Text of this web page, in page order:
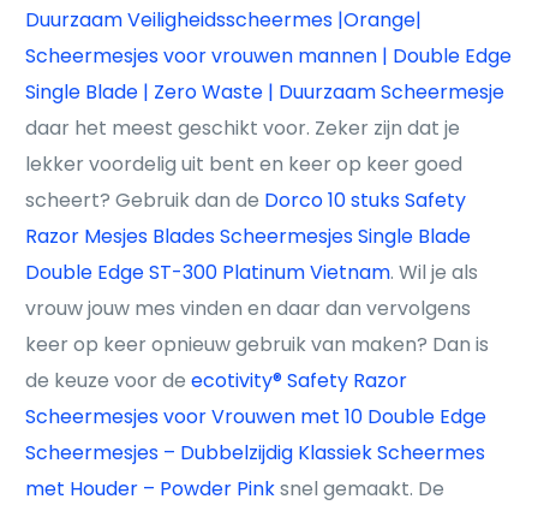
Duurzaam Veiligheidsscheermes |Orange|
Scheermesjes voor vrouwen mannen | Double Edge
Single Blade | Zero Waste | Duurzaam Scheermesje
daar het meest geschikt voor. Zeker zijn dat je
lekker voordelig uit bent en keer op keer goed
scheert? Gebruik dan de Dorco 10 stuks Safety
Razor Mesjes Blades Scheermesjes Single Blade
Double Edge ST-300 Platinum Vietnam. Wil je als
vrouw jouw mes vinden en daar dan vervolgens
keer op keer opnieuw gebruik van maken? Dan is
de keuze voor deecotivity® Safety Razor
Scheermesjes voor Vrouwen met 10 Double Edge
Scheermesjes – Dubbelzijdig Klassiek Scheermes
met Houder – Powder Pinksnel gemaakt. De